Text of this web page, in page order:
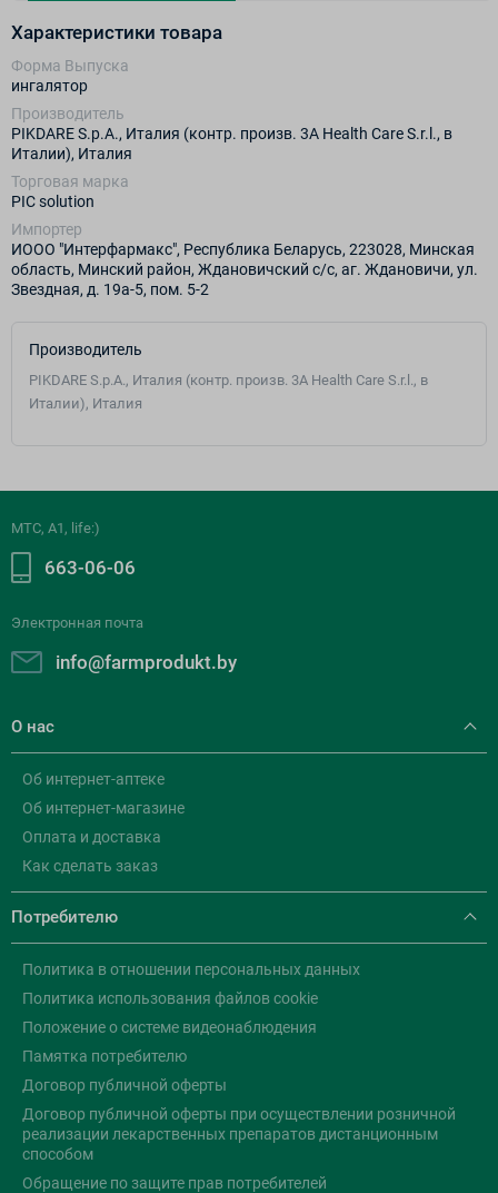
Характеристики товара
Форма Выпуска
ингалятор
Производитель
PIKDARE S.p.A., Италия (контр. произв. 3A Health Care S.r.l., в
Италии), Италия
Торговая марка
PIC solution
Импортер
ИООО "Интерфармакс", Республика Беларусь, 223028, Минская
область, Минский район, Ждановичский с/с, аг. Ждановичи, ул.
Звездная, д. 19а-5, пом. 5-2
Производитель
PIKDARE S.p.A., Италия (контр. произв. 3A Health Care S.r.l., в
Италии), Италия
МТС, A1, life:)
663-06-06
Электронная почта
info@farmprodukt.by
О нас
Об интернет-аптеке
Об интернет-магазине
Оплата и доставка
Как сделать заказ
Потребителю
Политика в отношении персональных данных
Политика использования файлов cookie
Положение о системе видеонаблюдения
Памятка потребителю
Договор публичной оферты
Договор публичной оферты при осуществлении розничной
реализации лекарственных препаратов дистанционным
способом
Обращение по защите прав потребителей